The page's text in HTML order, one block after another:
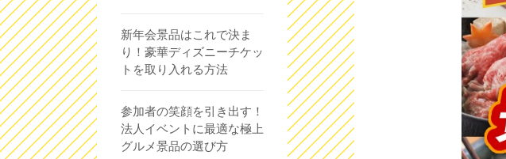
新年会景品はこれで決ま
り！豪華ディズニーチケッ
トを取り入れる方法
参加者の笑顔を引き出す！
法人イベントに最適な極上
グルメ景品の選び方